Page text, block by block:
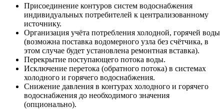
Присоединение контуров систем водоснабжения
индивидуальных потребителей к централизованному
источнику.
Организация учёта потребления холодной, горячей воды
(возможна поставка водомерного узла без счётчика, в
этом случае будет установлена ремонтная вставка).
Перекрытие поступающего потока воды.
Исключение перетока (обратного потока) в системах
холодного и горячего водоснабжения.
Снижение давления в контурах холодного и горячего
водоснабжения до необходимого значения
(опционально).